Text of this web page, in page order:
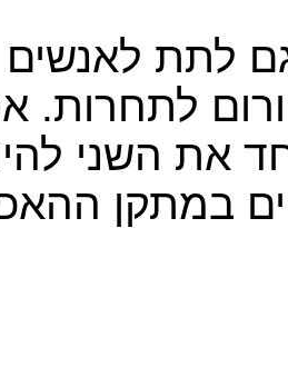
גם לתת
לתחרות.
את השני
במתקן